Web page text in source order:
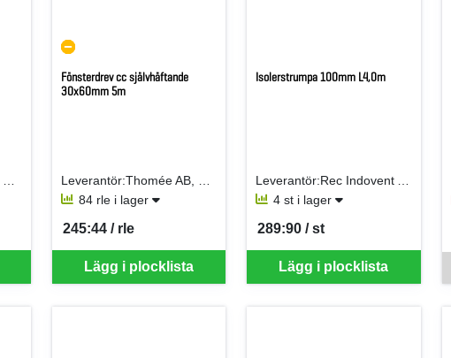
Fönsterdrev cc självhäftande
30x60mm 5m
84 rle i lager
Lägg i plocklista
245:44 / rle
SEK per RLE
Isolerstrumpa 100mm L4,0m
4 st i lager
Lägg i plocklista
289:90 / st
SEK per ST